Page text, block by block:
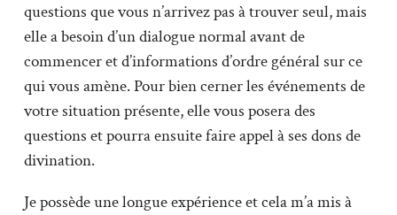
questions que vous n’arrivez pas à trouver seul, mais
elle a besoin d’un dialogue normal avant de
commencer et d’informations d’ordre général sur ce
qui vous amène. Pour bien cerner les événements de
votre situation présente, elle vous posera des
questions et pourra ensuite faire appel à ses dons de
divination.
Je possède une longue expérience et cela m’a mis à